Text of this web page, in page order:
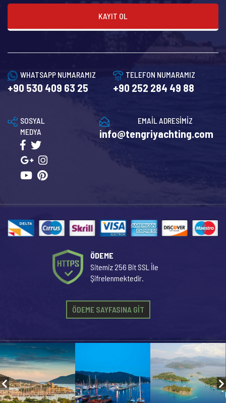
KAYIT OL
WHATSAPP NUMARAMIZ
+90 530 409 63 25
TELEFON NUMARAMIZ
+90 252 284 49 88
EMAİL ADRESİMİZ
info@tengriyachting.com
SOSYAL
MEDYA
ÖDEME
Sitemiz 256 Bit SSL İle
Şifrelenmektedir.
ÖDEME SAYFASINA GİT